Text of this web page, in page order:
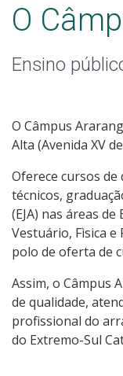
Estrutura
Visite o Câmpus
Trabalhe no IFSC
Licitações
Acesso à
Ouvidoria
O
Ensino
O Câmpus
Alta (Avenida XV
Oferece cursos
técnicos,
(EJA) nas áreas
Vestuário, Fìsica e
polo de oferta de
Assim, o Câmpus
de qualidade,
profissional do
do Extremo-Sul